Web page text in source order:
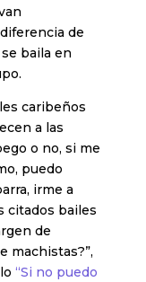
de
baila en
caribeños
a las
o no, si me
puedo
irme a
citados bailes
de
machistas?”,
“Si no puedo